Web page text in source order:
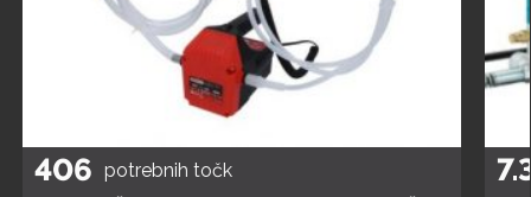
406 potrebnih točk